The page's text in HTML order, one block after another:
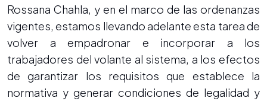
Rossana Chahla, y en el marco de las ordenanzas
vigentes, estamos llevando adelante esta tarea de
volver a empadronar e incorporar a los
trabajadores del volante al sistema, a los efectos
de garantizar los requisitos que establece la
normativa y generar condiciones de legalidad y